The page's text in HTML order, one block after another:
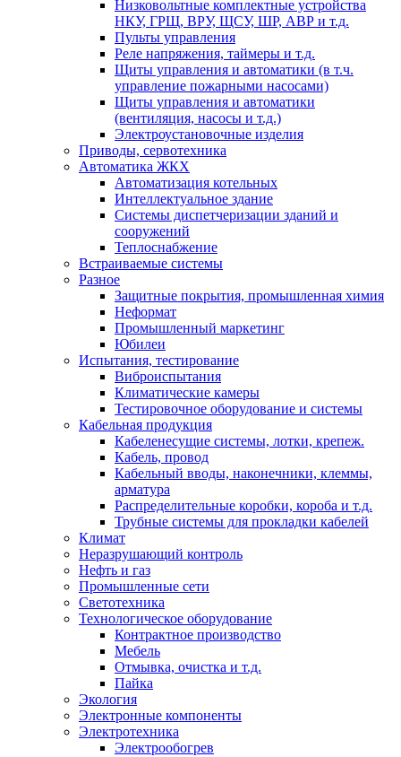
Низковольтные комплектные устройства
НКУ, ГРЩ, ВРУ, ЩСУ, ШР, АВР и т.д.
Пульты управления
Реле напряжения, таймеры и т.д.
Щиты управления и автоматики (в т.ч.
управление пожарными насосами)
Щиты управления и автоматики
(вентиляция, насосы и т.д.)
Электроустановочные изделия
Приводы, сервотехника
Автоматика ЖКХ
Автоматизация котельных
Интеллектуальное здание
Системы диспетчеризации зданий и
сооружений
Теплоснабжение
Встраиваемые системы
Разное
Защитные покрытия, промышленная химия
Неформат
Промышленный маркетинг
Юбилеи
Испытания, тестирование
Виброиспытания
Климатические камеры
Тестировочное оборудование и системы
Кабельная продукция
Кабеленесущие системы, лотки, крепеж.
Кабель, провод
Кабельный вводы, наконечники, клеммы,
арматура
Распределительные коробки, короба и т.д.
Трубные системы для прокладки кабелей
Климат
Неразрушающий контроль
Нефть и газ
Промышленные сети
Светотехника
Технологическое оборудование
Контрактное производство
Мебель
Отмывка, очистка и т.д.
Пайка
Экология
Электронные компоненты
Электротехника
Электрообогрев